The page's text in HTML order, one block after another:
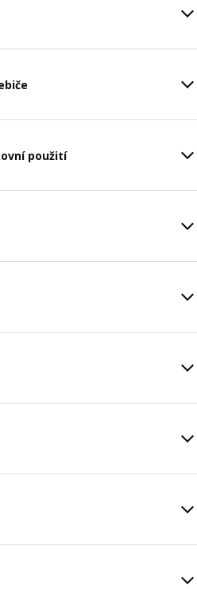
použití